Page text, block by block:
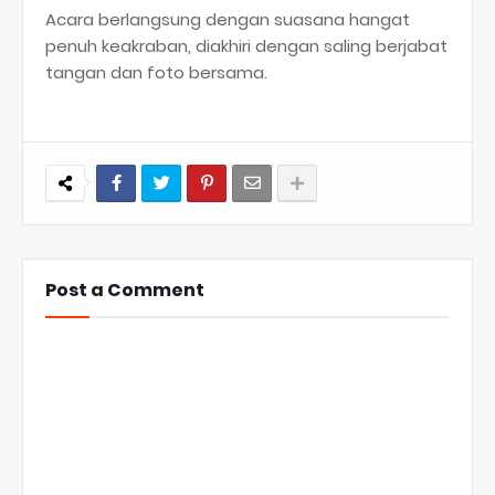
Acara berlangsung dengan suasana hangat
penuh keakraban, diakhiri dengan saling berjabat
tangan dan foto bersama.
Post a Comment